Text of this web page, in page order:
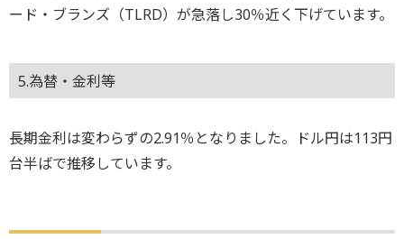
ード・ブランズ（TLRD）が急落し30％近く下げています。
5.為替・金利等
長期金利は変わらずの2.91％となりました。ドル円は113円
台半ばで推移しています。